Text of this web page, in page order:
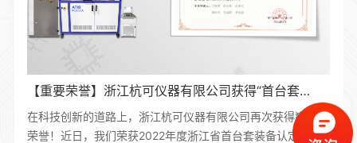
【重要荣誉】浙江杭可仪器有限公司获得“首台套”证书！
在科技创新的道路上，浙江杭可仪器有限公司再次获得崭新的
荣誉！近日，我们荣获2022年度浙江省首台套装备认定并获